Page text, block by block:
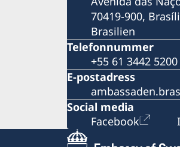
70419-900,
Brasilien
Telefonnummer
+55 61 3442 5200
E-postadress
Social media
Facebook